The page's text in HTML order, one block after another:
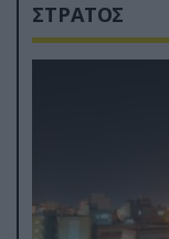
ΣΤΡΑΤΟΣ